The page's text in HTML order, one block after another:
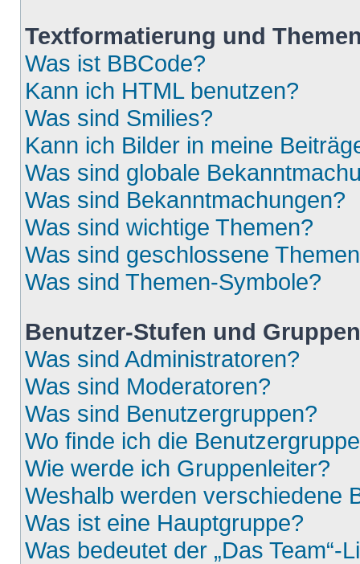
Textformatierung und
Was ist BBCode?
Kann ich HTML benutzen?
Was sind Smilies?
Kann ich Bilder in meine
Was sind globale
Was sind Bekanntmachungen?
Was sind wichtige Themen?
Was sind geschlossene
Was sind Themen-Symbole?
Benutzer-Stufen und Gruppen
Was sind Administratoren?
Was sind Moderatoren?
Was sind Benutzergruppen?
Wo finde ich die
Wie werde ich Gruppenleiter?
Weshalb werden verschiedene
Was ist eine Hauptgruppe?
Was bedeutet der „Das Team“-